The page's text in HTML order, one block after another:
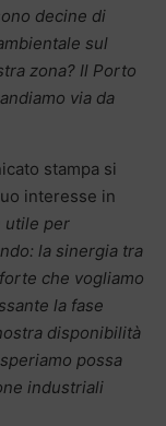
decine di
sul
zona? Il Porto
via da
stampa si
interesse in
utile per
la sinergia tra
che vogliamo
la fase
disponibilità
possa
industriali